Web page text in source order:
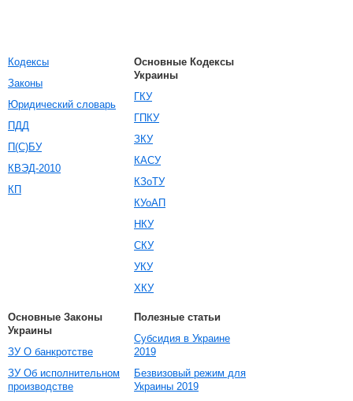
Кодексы
Законы
Юридический словарь
ПДД
П(С)БУ
КВЭД-2010
КП
Основные Кодексы
Украины
ГКУ
ГПКУ
ЗКУ
КАСУ
КЗоТУ
КУоАП
НКУ
СКУ
УКУ
ХКУ
Основные Законы
Украины
ЗУ О банкротстве
ЗУ Об исполнительном
производстве
Полезные статьи
Субсидия в Украине
2019
Безвизовый режим для
Украины 2019